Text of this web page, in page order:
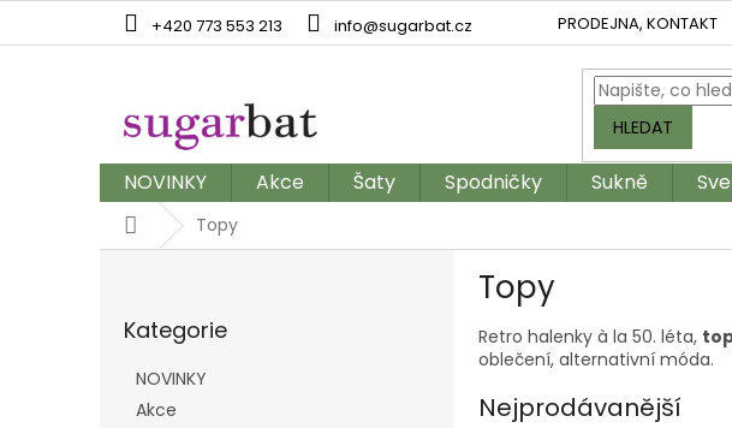
+420 773 553 213 info@sugarbat.cz PRODEJNA, KONTAKT
HLEDAT
NOVINKY Akce Šaty Spodničky Sukně
DomůTopy
kategorie
Kategorie
NOVINKY
Akce
Topy
Retro halenky à la 50. léta,
oblečení, alternativní móda.
Nejprodávanější